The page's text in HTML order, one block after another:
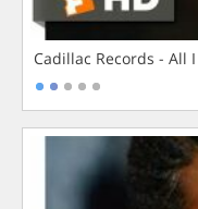
Cadillac Records - All